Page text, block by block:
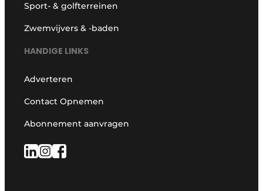
Sport- & golfterreinen
Zwemvijvers & -baden
HANDIGE LINKS
Adverteren
Contact Opnemen
Abonnement aanvragen